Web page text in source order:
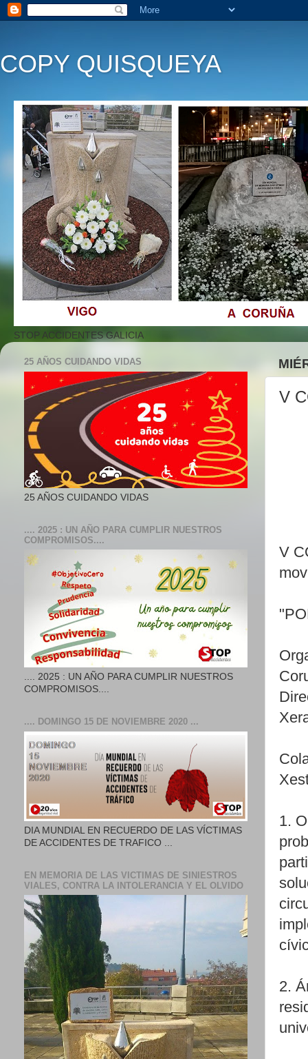
COPY QUISQUEYA
STOP ACCIDENTES GALICIA
V
V
1.
2.
25 AÑOS CUIDANDO VIDAS
25 AÑOS CUIDANDO VIDAS
.... 2025 : UN AÑO PARA CUMPLIR NUESTROS
COMPROMISOS....
.... 2025 : UN AÑO PARA CUMPLIR NUESTROS
COMPROMISOS....
.... DOMINGO 15 DE NOVIEMBRE 2020 ...
DIA MUNDIAL EN RECUERDO DE LAS VÍCTIMAS
DE ACCIDENTES DE TRAFICO ...
EN MEMORIA DE LAS VICTIMAS DE SINIESTROS
VIALES, CONTRA LA INTOLERANCIA Y EL OLVIDO